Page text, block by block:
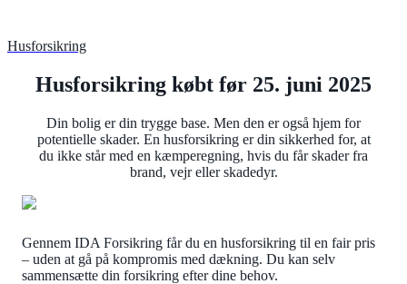
Husforsikring
Husforsikring købt før 25. juni 2025
Din bolig er din trygge base. Men den er også hjem for
potentielle skader. En husforsikring er din sikkerhed for, at
du ikke står med en kæmperegning, hvis du får skader fra
brand, vejr eller skadedyr.
Gennem IDA Forsikring får du en husforsikring til en fair pris
– uden at gå på kompromis med dækning. Du kan selv
sammensætte din forsikring efter dine behov.